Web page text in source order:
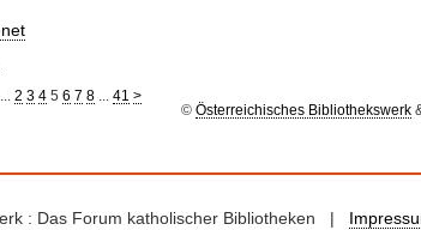
...2 3 4 5 6 7 8 ...41 >
© Österreichisches Bibliothekswerk
: Das Forum katholischer Bibliotheken |